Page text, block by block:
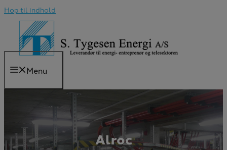
Hop til indhold
Menu
Alroc